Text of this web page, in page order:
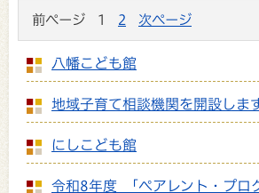
前ページ 1 2 次ページ
八幡こども館
地域子育て相談機関を開設しま
にしこども館
令和8年度 「ペアレント・プロ